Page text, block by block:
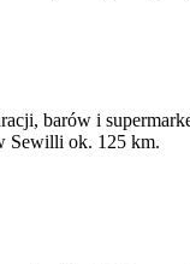
barów i
Sewilli ok. 125 km.